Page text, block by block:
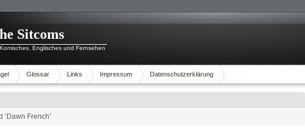
Sitcoms
Englisches und Fernsehen
Glossar Links Impressum Datenschutzerklärung
‘Dawn French’